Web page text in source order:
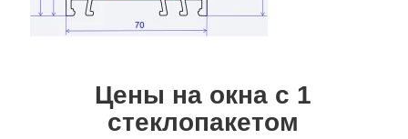
Цены на окна с 1
стеклопакетом